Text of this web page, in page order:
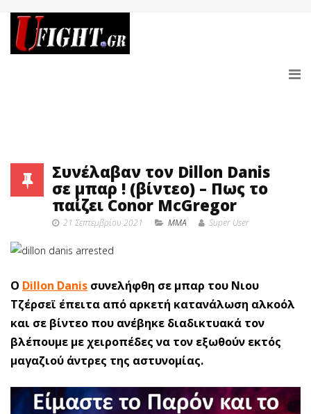
Συνέλαβαν τον Dillon Danis
σε μπαρ ! (βίντεο) – Πως το
παίζει Conor McGregor
21 Σεπτεμβρίου 2021 MMA Super User
Ο Dillon Danis συνελήφθη σε μπαρ του Νιου
Τζέρσεϊ έπειτα από αρκετή κατανάλωση αλκοόλ
και σε βίντεο που ανέβηκε διαδικτυακά τον
βλέπουμε με χειροπέδες να τον εξωθούν εκτός
μαγαζιού άντρες της αστυνομίας.